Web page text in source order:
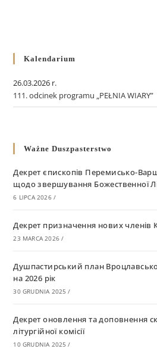
Kalendarium
26.03.2026 r.
111. odcinek programu „PEŁNIA WIARY”
Ważne Duszpasterstwo
Декрет єпископів Перемисько-
щодо звершування Божественної
6 LIPCA 2026 /
Декрет призначення нових членів
23 MARCA 2026 /
Душпастирський план
на 2026 рік
30 GRUDNIA 2025 /
Декрет оновлення та доповнення
літургійної комісії
10 GRUDNIA 2025 /